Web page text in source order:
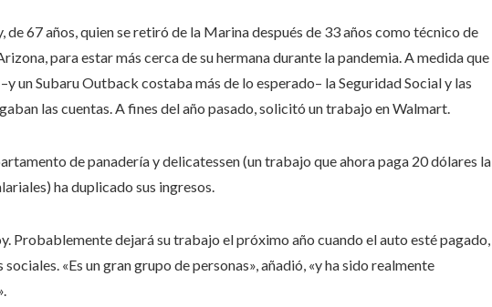
de 67 años, quien se retiró de la Marina después de 33 años como técnico de
para estar más cerca de su hermana durante la pandemia. A medida que
un Subaru Outback costaba más de lo esperado– la Seguridad Social y las
las cuentas. A fines del año pasado, solicitó un trabajo en Walmart.
de panadería y delicatessen (un trabajo que ahora paga 20 dólares la
ha duplicado sus ingresos.
Probablemente dejará su trabajo el próximo año cuando el auto esté pagado,
«Es un gran grupo de personas», añadió, «y ha sido realmente